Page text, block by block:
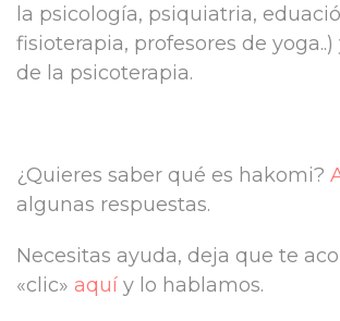
la psicología, psiquiatria,
fisioterapia, profesores de
de la psicoterapia.
¿Quieres saber qué es hakomi?
algunas respuestas.
Necesitas ayuda, deja que te
«clic» aquí y lo hablamos.